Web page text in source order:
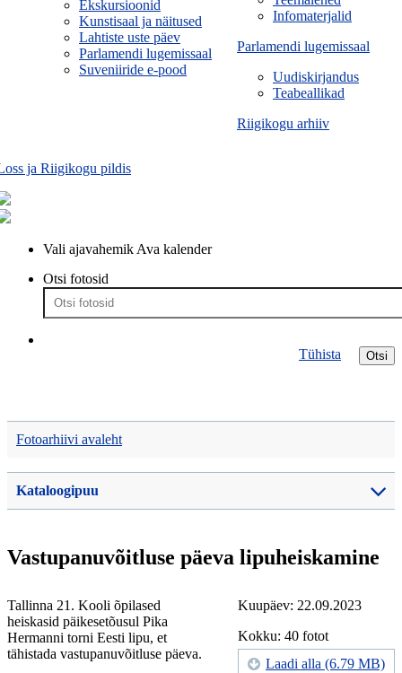
Infomaterjalid
Parlamendi lugemissaal
Uudiskirjandus
Teabeallikad
Riigikogu arhiiv
Ekskursioonid
Kunstisaal ja näitused
Lahtiste uste päev
Parlamendi lugemissaal
Suveniiride e-pood
ja Riigikogu pildis
Vali ajavahemik Ava kalender
Otsi fotosid
Otsi
Tühista
Fotoarhiivi avaleht
Kataloogipuu
Vastupanuvõitluse päeva lipuheiskamine
Kuupäev: 22.09.2023
Kokku: 40 fotot
Laadi alla (6.79 MB)
Tallinna 21. Kooli õpilased
heiskasid päikesetõusul Pika
Hermanni torni Eesti lipu, et
tähistada vastupanuvõitluse päeva.